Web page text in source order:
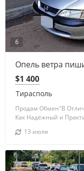
6
Опель ветра
Тирасполь
$1 400
Продам Обмен"В
Как Надёжный и
13 июля